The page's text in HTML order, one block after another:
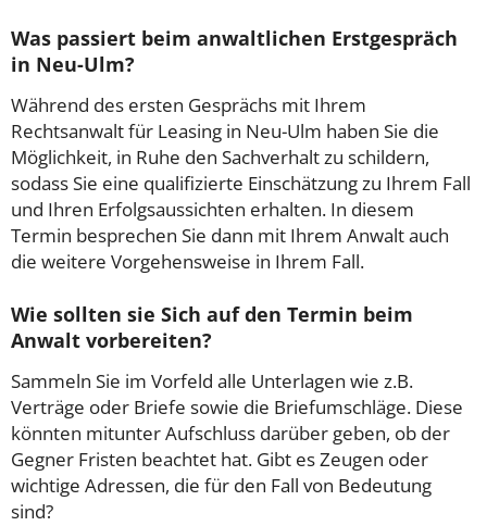
Was passiert beim anwaltlichen Erstgespräch
in Neu-Ulm?
Während des ersten Gesprächs mit Ihrem
Rechtsanwalt für Leasing in Neu-Ulm haben Sie die
Möglichkeit, in Ruhe den Sachverhalt zu schildern,
sodass Sie eine qualifizierte Einschätzung zu Ihrem Fall
und Ihren Erfolgsaussichten erhalten. In diesem
Termin besprechen Sie dann mit Ihrem Anwalt auch
die weitere Vorgehensweise in Ihrem Fall.
Wie sollten sie Sich auf den Termin beim
Anwalt vorbereiten?
Sammeln Sie im Vorfeld alle Unterlagen wie z.B.
Verträge oder Briefe sowie die Briefumschläge. Diese
könnten mitunter Aufschluss darüber geben, ob der
Gegner Fristen beachtet hat. Gibt es Zeugen oder
wichtige Adressen, die für den Fall von Bedeutung
sind?